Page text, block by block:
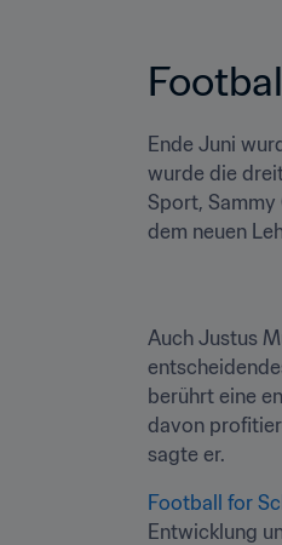
Ende Juni
wurde die
Sport, Sammy
dem neuen
Auch Justus
berührt eine
davon
sagte er.
Football for
Entwicklung